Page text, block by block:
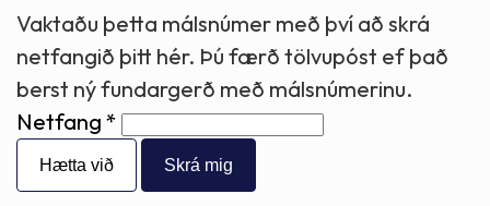
Leita
Vaktaðu þetta málsnúmer með því að skrá
netfangið þitt hér. Þú færð tölvupóst ef það
berst ný fundargerð með málsnúmerinu.
Netfang
Hætta við